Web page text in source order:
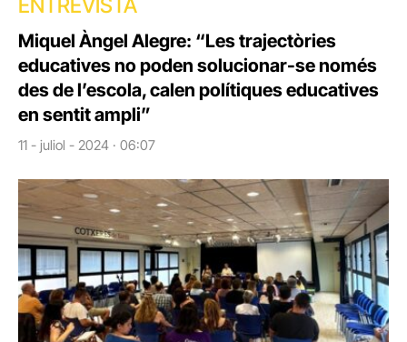
ENTREVISTA
Miquel Àngel Alegre: “Les trajectòries
educatives no poden solucionar-se només
des de l’escola, calen polítiques educatives
en sentit ampli”
11 - juliol - 2024 · 06:07